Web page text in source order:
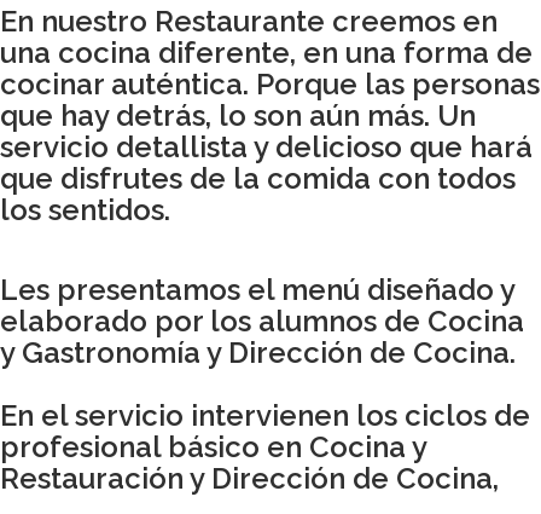
En nuestro Restaurante creemos en
una cocina diferente, en una forma de
cocinar auténtica. Porque las personas
que hay detrás, lo son aún más. Un
servicio detallista y delicioso que hará
que disfrutes de la comida con todos
los sentidos.
Les presentamos el menú diseñado y
elaborado por los alumnos de Cocina
y Gastronomía y Dirección de Cocina.
En el servicio intervienen los ciclos de
profesional básico en Cocina y
Restauración y Dirección de Cocina,